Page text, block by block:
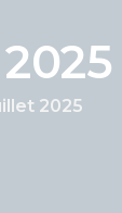
2025